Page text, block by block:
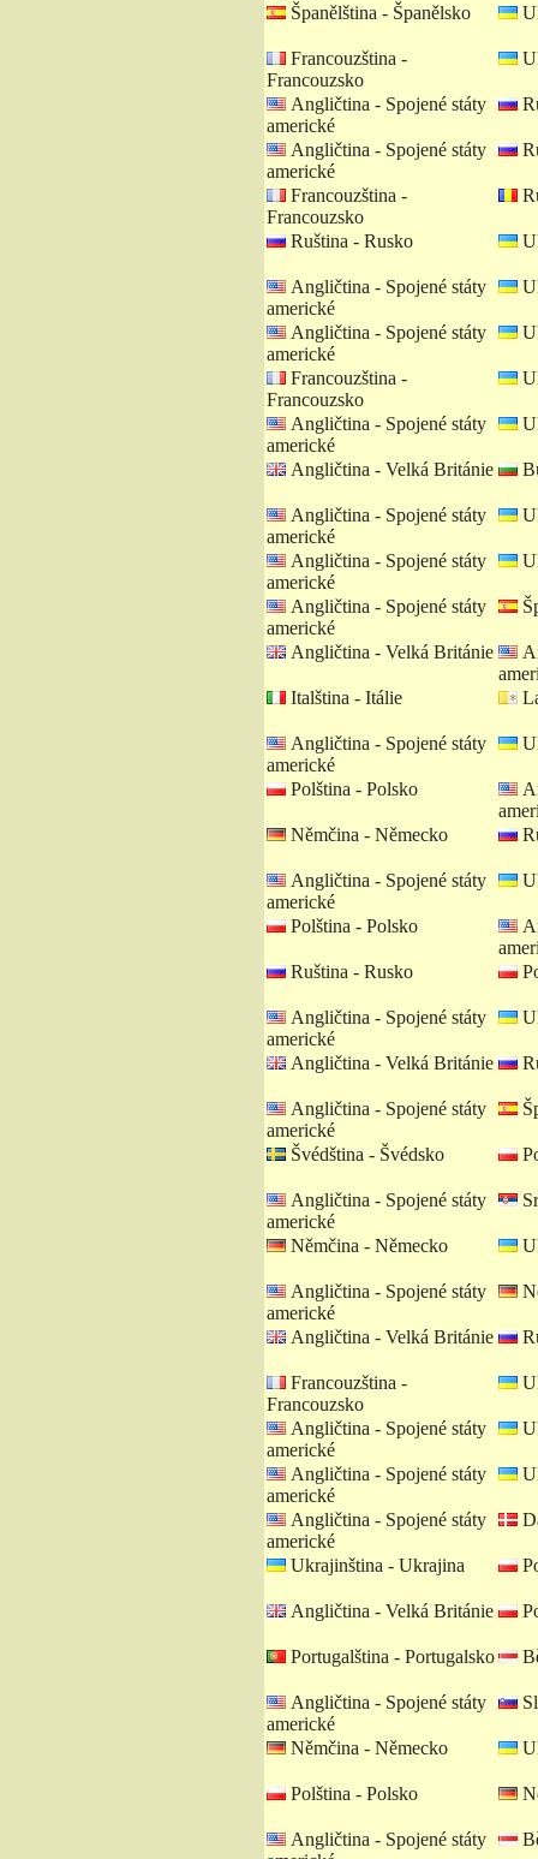
Španělština - Španělsko
Francouzština -
Francouzsko
Angličtina - Spojené státy
americké
Angličtina - Spojené státy
americké
Francouzština -
Francouzsko
Ruština - Rusko
Angličtina - Spojené státy
americké
Angličtina - Spojené státy
americké
Francouzština -
Francouzsko
Angličtina - Spojené státy
americké
Angličtina - Velká Británie
Angličtina - Spojené státy
americké
Angličtina - Spojené státy
americké
Angličtina - Spojené státy
americké
Angličtina - Velká Británie
Italština - Itálie
Angličtina - Spojené státy
americké
Polština - Polsko
Němčina - Německo
Angličtina - Spojené státy
americké
Polština - Polsko
Ruština - Rusko
Angličtina - Spojené státy
americké
Angličtina - Velká Británie
Angličtina - Spojené státy
americké
Švédština - Švédsko
Angličtina - Spojené státy
americké
Němčina - Německo
Angličtina - Spojené státy
americké
Angličtina - Velká Británie
Francouzština -
Francouzsko
Angličtina - Spojené státy
americké
Angličtina - Spojené státy
americké
Angličtina - Spojené státy
americké
Ukrajinština - Ukrajina
Angličtina - Velká Británie
Portugalština - Portugalsko
Angličtina - Spojené státy
americké
Němčina - Německo
Polština - Polsko
Angličtina - Spojené státy